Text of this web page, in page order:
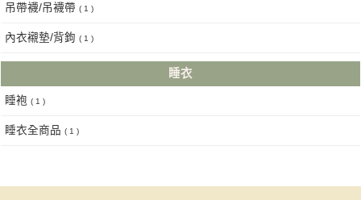
吊帶襪/吊襪帶 ( 1 )
內衣襯墊/背鉤 ( 1 )
睡衣
睡袍 ( 1 )
睡衣全商品 ( 1 )